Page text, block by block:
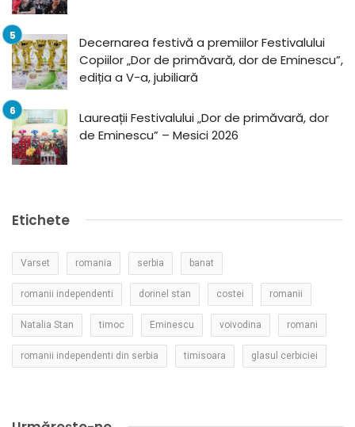
Decernarea festivă a premiilor Festivalului
Copiilor „Dor de primăvară, dor de Eminescu”,
ediția a V-a, jubiliară
Laureații Festivalului „Dor de primăvară, dor
de Eminescu” – Mesici 2026
Etichete
Varset romania serbia banat
romanii independenti dorinel stan costei romanii
Natalia Stan timoc Eminescu voivodina romani
romanii independenti din serbia timisoara glasul cerbiciei